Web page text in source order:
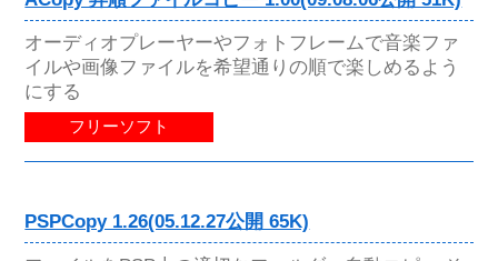
オーディオプレーヤーやフォトフレームで音楽ファ
イルや画像ファイルを希望通りの順で楽しめるよう
にする
フリーソフト
PSPCopy 1.26(05.12.27公開 65K)